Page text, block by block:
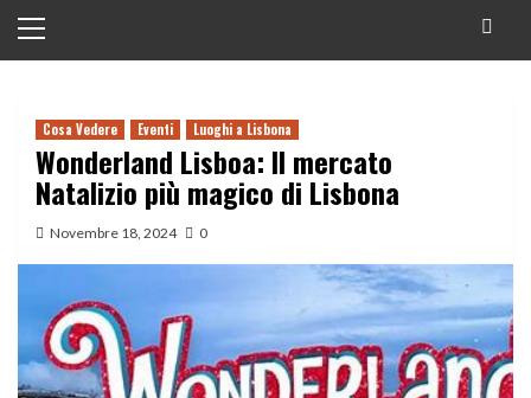
principale
Cosa Vedere Eventi Luoghi a Lisbona
Wonderland Lisboa: Il mercato
Natalizio più magico di Lisbona
Novembre 18, 2024 0